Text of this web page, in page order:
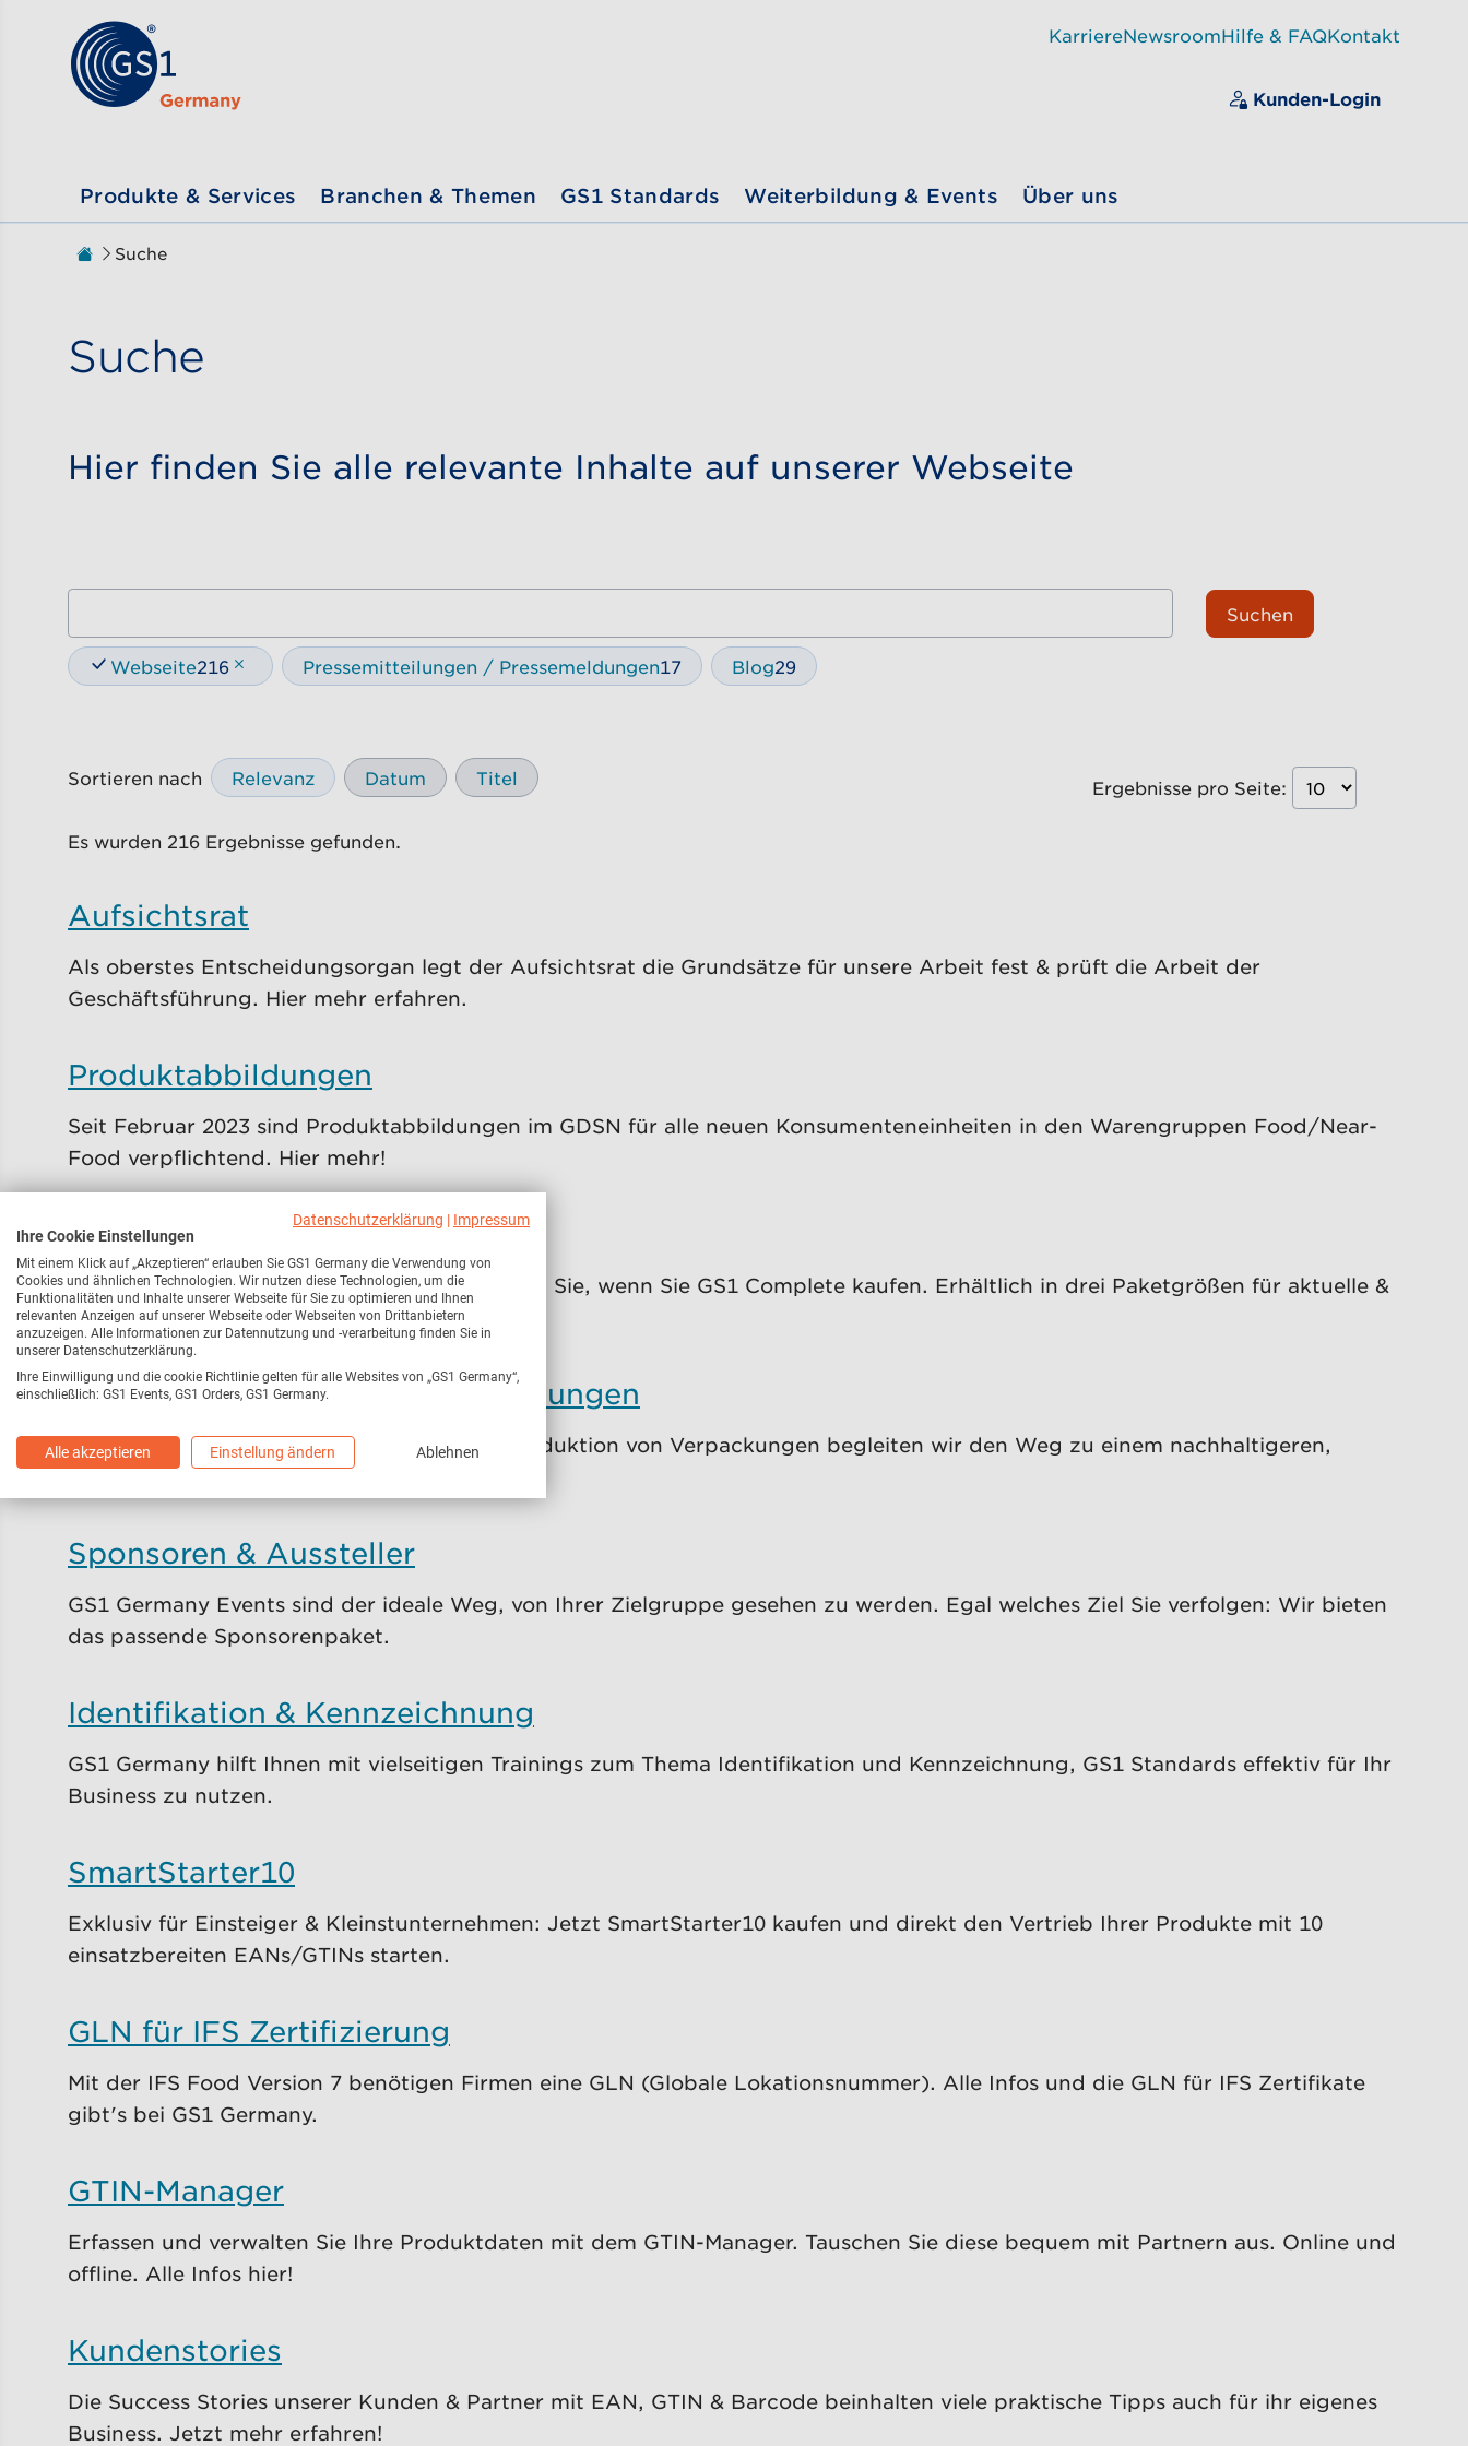
Zum Inhalt gehen
KarriereNewsroomHilfe & FAQKontakt
Kunden-Login
Produkte & Services Branchen & Themen GS1 Standards Weiterbildung & Events Über uns
Sie sind hier:
Zur Startseite
Suche
Suche
Hier finden Sie alle relevante Inhalte auf unserer Webseite
Suchen
Webseite216 Pressemitteilungen / Pressemeldungen17 Blog29
Sortieren nach Relevanz Datum Titel Ergebnisse pro Seite:
Es wurden 216 Ergebnisse gefunden.
Aufsichtsrat
Als oberstes Entscheidungsorgan legt der Aufsichtsrat die Grundsätze für unsere Arbeit fest & prüft die Arbeit der
Geschäftsführung. Hier mehr erfahren.
Produktabbildungen
Seit Februar 2023 sind Produktabbildungen im GDSN für alle neuen Konsumenteneinheiten in den Warengruppen Food/Near-
Food verpflichtend. Hier mehr!
GS1 Complete
EANs/GTINs passend für Ihr Business erhalten Sie, wenn Sie GS1 Complete kaufen. Erhältlich in drei Paketgrößen für aktuelle &
zukünftige Anforderungen
Herausforderungen von Verpackungen
Mit diversen Mehrweglösungsansätzen zur Reduktion von Verpackungen begleiten wir den Weg zu einem nachhaltigeren,
kreislauffähigeren Verpackungssystem.
Sponsoren & Aussteller
GS1 Germany Events sind der ideale Weg, von Ihrer Zielgruppe gesehen zu werden. Egal welches Ziel Sie verfolgen: Wir bieten
das passende Sponsorenpaket.
Identifikation & Kennzeichnung
GS1 Germany hilft Ihnen mit vielseitigen Trainings zum Thema Identifikation und Kennzeichnung, GS1 Standards effektiv für Ihr
Business zu nutzen.
SmartStarter10
Exklusiv für Einsteiger & Kleinstunternehmen: Jetzt SmartStarter10 kaufen und direkt den Vertrieb Ihrer Produkte mit 10
einsatzbereiten EANs/GTINs starten.
GLN für IFS Zertifizierung
Mit der IFS Food Version 7 benötigen Firmen eine GLN (Globale Lokationsnummer). Alle Infos und die GLN für IFS Zertifikate
gibt's bei GS1 Germany.
GTIN-Manager
Erfassen und verwalten Sie Ihre Produktdaten mit dem GTIN-Manager. Tauschen Sie diese bequem mit Partnern aus. Online und
offline. Alle Infos hier!
Kundenstories
Die Success Stories unserer Kunden & Partner mit EAN, GTIN & Barcode beinhalten viele praktische Tipps auch für ihr eigenes
Business. Jetzt mehr erfahren!
Datenschutzerklärung | Impressum
Ihre Cookie Einstellungen
Mit einem Klick auf „Akzeptieren“ erlauben Sie GS1 Germany die Verwendung von
Cookies und ähnlichen Technologien. Wir nutzen diese Technologien, um die
Funktionalitäten und Inhalte unserer Webseite für Sie zu optimieren und Ihnen
relevanten Anzeigen auf unserer Webseite oder Webseiten von Drittanbietern
anzuzeigen. Alle Informationen zur Datennutzung und -verarbeitung finden Sie in
unserer Datenschutzerklärung.
Ihre Einwilligung und die cookie Richtlinie gelten für alle Websites von „GS1 Germany“,
einschließlich: GS1 Events, GS1 Orders, GS1 Germany.
Alle akzeptieren Einstellung ändern Ablehnen